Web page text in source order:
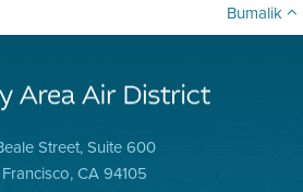
Bumalik
Street, Suite 600
CA 94105